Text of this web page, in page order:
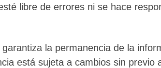
libre de errores ni se hace
garantiza la permanencia de la
está sujeta a cambios sin